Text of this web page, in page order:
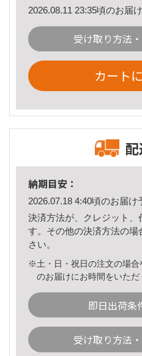
2026.08.11 23:35頃のお届
受け取り方法
カート
納期目安：
2026.07.18 4:40頃のお届け
決済方法が、クレジット、
す。その他の決済方法の場
さい。
※土・日・祝日の注文の場合
のお届けにお時間をいただ
即日出荷条
受け取り方法